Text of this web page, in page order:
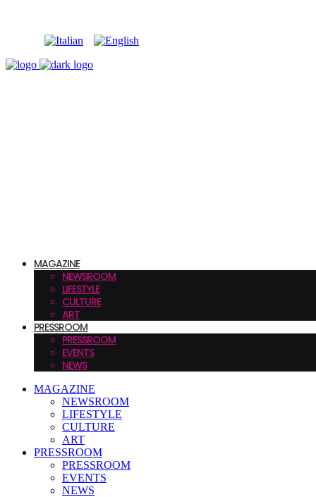
MAGAZINE
NEWSROOM
LIFESTYLE
CULTURE
ART
PRESSROOM
PRESSROOM
EVENTS
NEWS
MAGAZINE
NEWSROOM
LIFESTYLE
CULTURE
ART
PRESSROOM
PRESSROOM
EVENTS
NEWS